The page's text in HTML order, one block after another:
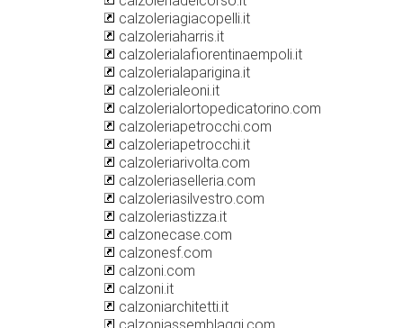
calzoleriagiacopelli.it
calzoleriaharris.it
calzolerialafiorentinaempoli.it
calzolerialaparigina.it
calzolerialeoni.it
calzolerialortopedicatorino.com
calzoleriapetrocchi.com
calzoleriapetrocchi.it
calzoleriarivolta.com
calzoleriaselleria.com
calzoleriasilvestro.com
calzoleriastizza.it
calzonecase.com
calzonesf.com
calzoni.com
calzoni.it
calzoniarchitetti.it